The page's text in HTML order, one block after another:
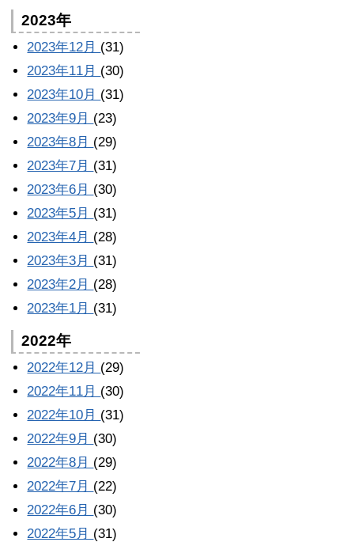
2023年
2023年12月 (31)
2023年11月 (30)
2023年10月 (31)
2023年9月 (23)
2023年8月 (29)
2023年7月 (31)
2023年6月 (30)
2023年5月 (31)
2023年4月 (28)
2023年3月 (31)
2023年2月 (28)
2023年1月 (31)
2022年
2022年12月 (29)
2022年11月 (30)
2022年10月 (31)
2022年9月 (30)
2022年8月 (29)
2022年7月 (22)
2022年6月 (30)
2022年5月 (31)